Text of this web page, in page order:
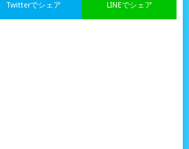
LINEでシェア
Twitterでシェア